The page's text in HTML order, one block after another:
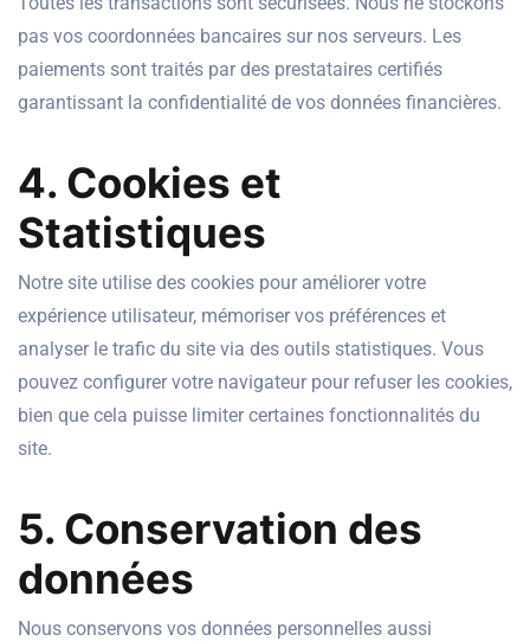
pas vos coordonnées bancaires sur nos serveurs. Les
paiements sont traités par des prestataires certifiés
garantissant la confidentialité de vos données financières.
4. Cookies et
Statistiques
Notre site utilise des cookies pour améliorer votre
expérience utilisateur, mémoriser vos préférences et
analyser le trafic du site via des outils statistiques. Vous
pouvez configurer votre navigateur pour refuser les cookies,
bien que cela puisse limiter certaines fonctionnalités du
site.
5. Conservation des
données
Nous conservons vos données personnelles aussi